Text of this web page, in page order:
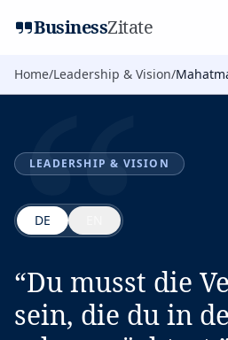
BusinessZitate
Home/Leadership & Vision/
“
LEADERSHIP & VISION
DE
“Du musst die
sein, die du in